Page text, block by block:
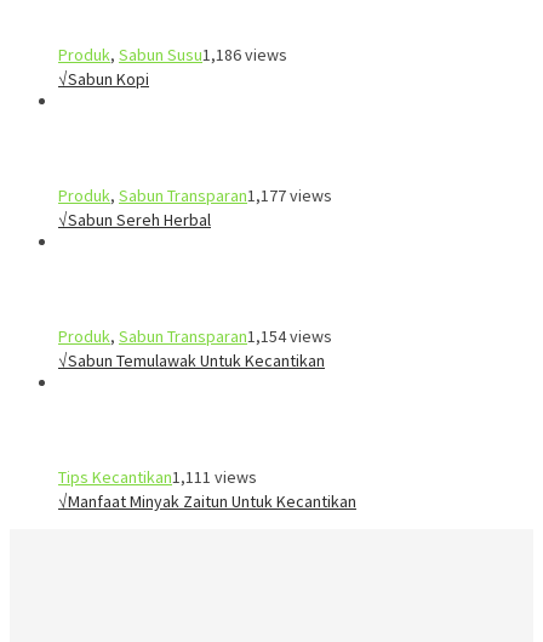
Produk, Sabun Susu1,186 views
√Sabun Kopi
Produk, Sabun Transparan1,177 views
√Sabun Sereh Herbal
Produk, Sabun Transparan1,154 views
√Sabun Temulawak Untuk Kecantikan
Tips Kecantikan1,111 views
√Manfaat Minyak Zaitun Untuk Kecantikan